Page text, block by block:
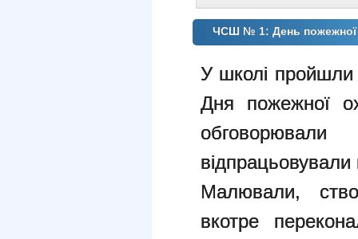
ЧСШ № 1: День пожежної
У школі пройшли
Дня пожежної
відпрацьовували
Малювали,
вкотре